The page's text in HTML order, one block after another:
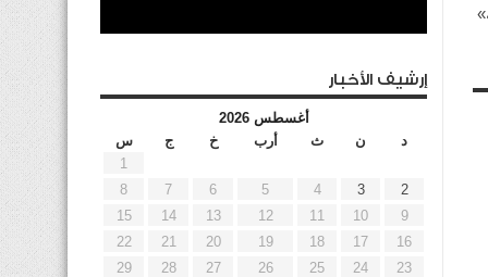
إرشيف الأخبار
أغسطس 2026
د
ن ث أرب خ ج
س
1
2
3
4
5
6
7
8
9
10
11
12
13
14
15
16
17
18
19
20
21
22
23
24
25
26
27
28
29